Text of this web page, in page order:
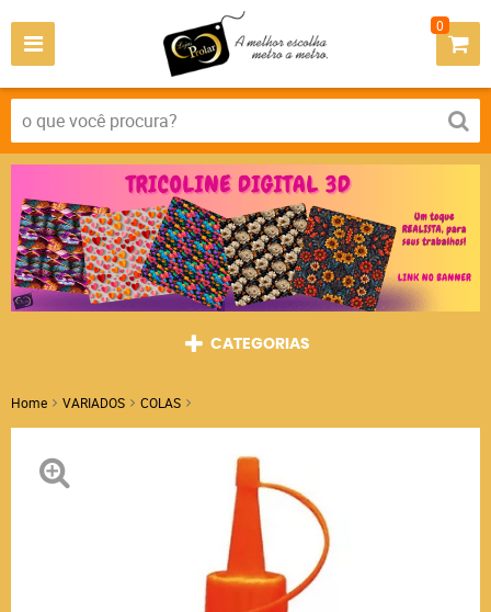
0
CATEGORIAS
Home VARIADOS COLAS